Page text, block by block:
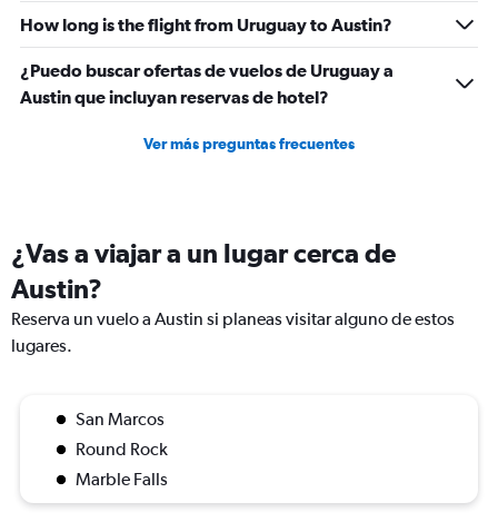
How long is the flight from Uruguay to Austin?
¿Puedo buscar ofertas de vuelos de Uruguay a
Austin que incluyan reservas de hotel?
Ver más preguntas frecuentes
¿Vas a viajar a un lugar cerca de
Austin?
Reserva un vuelo a Austin si planeas visitar alguno de estos
lugares.
San Marcos
Round Rock
Marble Falls